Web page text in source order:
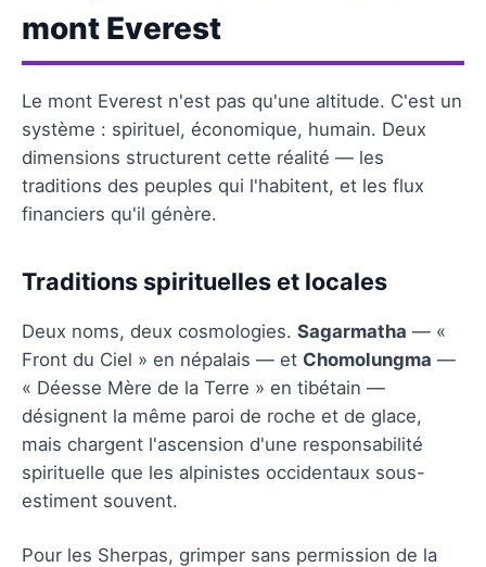
mont Everest
Le mont Everest n'est pas qu'une altitude. C'est un
système : spirituel, économique, humain. Deux
dimensions structurent cette réalité — les
traditions des peuples qui l'habitent, et les flux
financiers qu'il génère.
Traditions spirituelles et locales
Deux noms, deux cosmologies. Sagarmatha — «
Front du Ciel » en népalais — et Chomolungma —
« Déesse Mère de la Terre » en tibétain —
désignent la même paroi de roche et de glace,
mais chargent l'ascension d'une responsabilité
spirituelle que les alpinistes occidentaux sous-
estiment souvent.
Pour les Sherpas, grimper sans permission de la